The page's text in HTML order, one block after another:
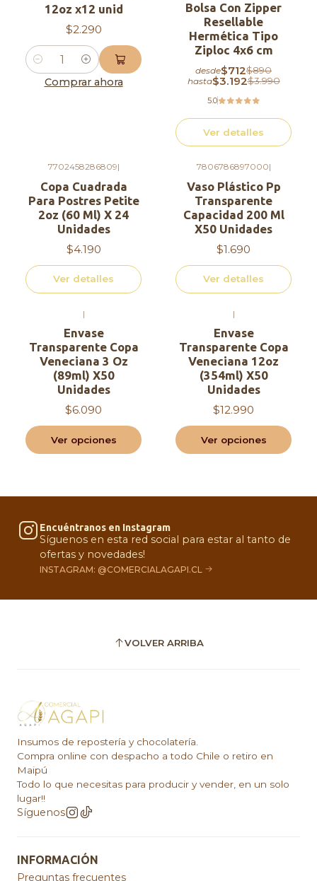
12oz x12 unid
$2.290
Cantidad
Comprar ahora
Bolsa Con Zipper
Resellable
Hermética Tipo
Ziploc 4x6 cm
desde$712$890
hasta$3.192$3.990
5.0
Ver detalles
Agotado
7702458286809|
Copa Cuadrada
Para Postres Petite
2oz (60 Ml) X 24
Unidades
$4.190
Ver detalles
Agotado
7806786897000|
Vaso Plástico Pp
Transparente
Capacidad 200 Ml
X50 Unidades
$1.690
Ver detalles
|
Envase
Transparente Copa
Veneciana 3 Oz
(89ml) X50
Unidades
$6.090
Ver opciones
|
Envase
Transparente Copa
Veneciana 12oz
(354ml) X50
Unidades
$12.990
Ver opciones
Encuéntranos en Instagram
Síguenos en esta red social para estar al tanto de
ofertas y novedades!
INSTAGRAM: @COMERCIALAGAPI.CL
VOLVER ARRIBA
Insumos de repostería y chocolatería.
Compra online con despacho a todo Chile o retiro en
Maipú
Todo lo que necesitas para producir y vender, en un solo
lugar!!
Síguenos
INFORMACIÓN
Preguntas frecuentes